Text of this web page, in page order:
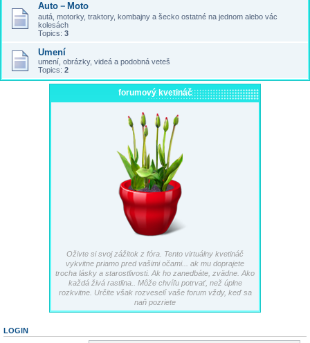
Auto－Moto
autá, motorky, traktory, kombajny a šecko ostatné na jednom alebo vác
kolesách
Topics: 3
Umení
umení, obrázky, videá a podobná veteš
Topics: 2
forumový kvetináč
Oživte si svoj zážitok z fóra. Tento virtuálny kvetináč
vykvitne priamo pred vašimi očami... ak mu doprajete
trocha lásky a starostlivosti. Ak ho zanedbáte, zvädne. Ako
každá živá rastlina.. Môže chvíľu potrvať, než úplne
rozkvitne. Určite však rozveselí vaše forum vždy, keď sa
naň pozriete
LOGIN